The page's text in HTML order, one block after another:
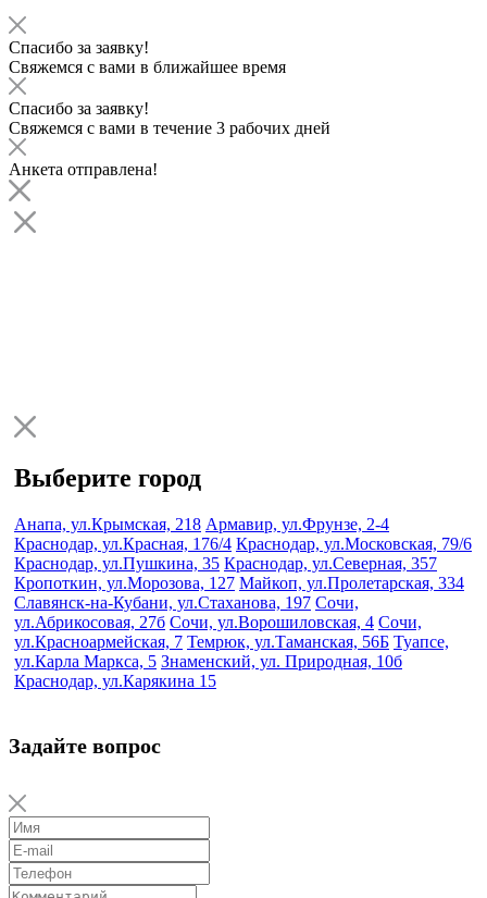
Спасибо за заявку!
Свяжемся с вами в ближайшее время
Спасибо за заявку!
Свяжемся с вами в течение 3 рабочих дней
Анкета отправлена!
Выберите город
Анапа, ул.Крымская, 218 Армавир, ул.Фрунзе, 2-4
Краснодар, ул.Красная, 176/4 Краснодар, ул.Московская, 79/6
Краснодар, ул.Пушкина, 35 Краснодар, ул.Северная, 357
Кропоткин, ул.Морозова, 127 Майкоп, ул.Пролетарская, 334
Славянск-на-Кубани, ул.Стаханова, 197 Сочи,
ул.Абрикосовая, 27б Сочи, ул.Ворошиловская, 4 Сочи,
ул.Красноармейская, 7 Темрюк, ул.Таманская, 56Б Туапсе,
ул.Карла Маркса, 5 Знаменский, ул. Природная, 10б
Краснодар, ул.Карякина 15
Задайте вопрос